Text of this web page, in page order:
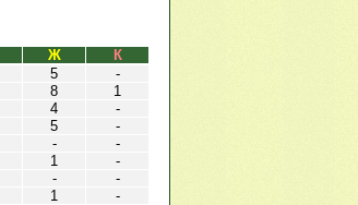
Ж
К
5
-
8
1
4
-
5
-
-
-
1
-
-
-
1
-